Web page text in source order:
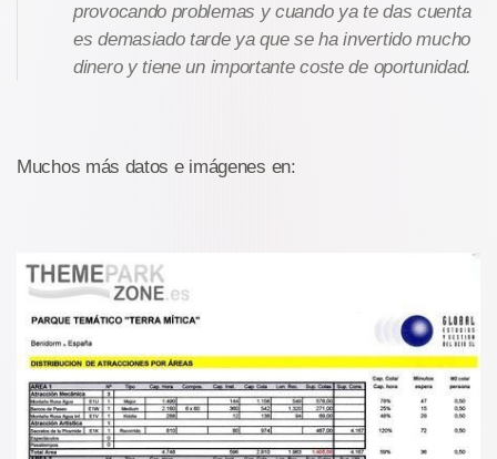
provocando problemas y cuando ya te das cuenta
es demasiado tarde ya que se ha invertido mucho
dinero y tiene un importante coste de oportunidad.
Muchos más datos e imágenes en: